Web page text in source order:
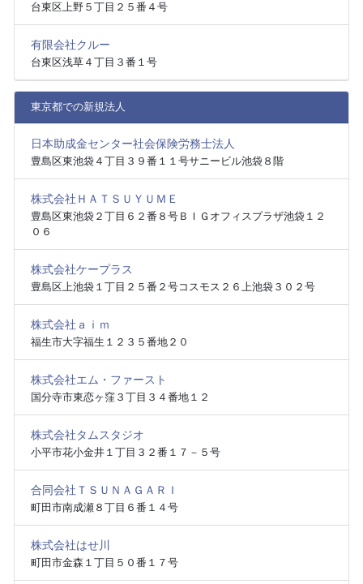
台東区上野５丁目２５番４号
有限会社クルー
台東区浅草４丁目３番１号
東京都での新規法人
日本助成金センター社会保険労務士法人
豊島区東池袋４丁目３９番１１号サニービル池袋８階
株式会社ＨＡＴＳＵＹＵＭＥ
豊島区東池袋２丁目６２番８号ＢＩＧオフィスプラザ池袋１２
０６
株式会社ケープラス
豊島区上池袋１丁目２５番２号コスモス２６上池袋３０２号
株式会社ａｉｍ
福生市大字福生１２３５番地２０
株式会社エム・ファースト
国分寺市東恋ヶ窪３丁目３４番地１２
株式会社タムスタジオ
小平市花小金井１丁目３２番１７－５号
合同会社ＴＳＵＮＡＧＡＲＩ
町田市南成瀬８丁目６番１４号
株式会社はせ川
町田市金森１丁目５０番１７号